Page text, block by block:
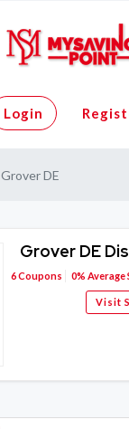
Login
Grover DE
Grover DE
6Coupons 0% Average
Visit